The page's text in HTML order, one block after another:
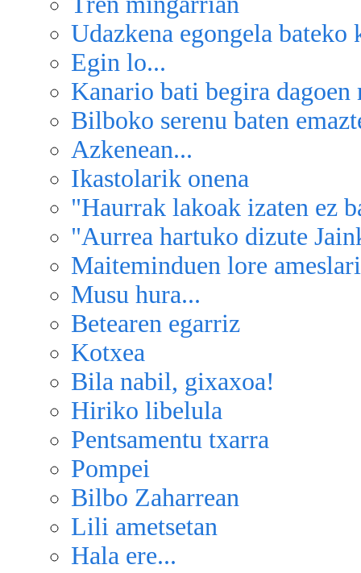
Udazkena egongela bateko
Egin lo...
Kanario bati begira
Bilboko serenu baten
Azkenean...
Ikastolarik onena
"Haurrak lakoak izaten ez
"Aurrea hartuko dizute
Maiteminduen lore
Musu hura...
Betearen egarriz
Kotxea
Bila nabil, gixaxoa!
Hiriko libelula
Pentsamentu txarra
Pompei
Bilbo Zaharrean
Lili ametsetan
Hala ere...